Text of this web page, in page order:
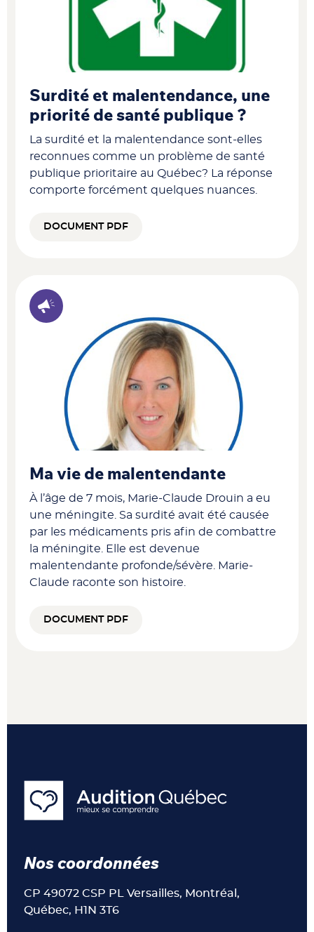
Surdité et malentendance, une
priorité de santé publique ?
La surdité et la malentendance sont-elles
reconnues comme un problème de santé
publique prioritaire au Québec? La réponse
comporte forcément quelques nuances.
DOCUMENT PDF
Ma vie de malentendante
À l’âge de 7 mois, Marie-Claude Drouin a eu
une méningite. Sa surdité avait été causée
par les médicaments pris afin de combattre
la méningite. Elle est devenue
malentendante profonde/sévère. Marie-
Claude raconte son histoire.
DOCUMENT PDF
Nos coordonnées
CP 49072 CSP PL Versailles, Montréal,
Québec, H1N 3T6